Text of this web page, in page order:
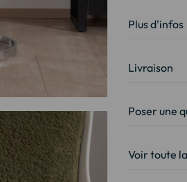
Plus d'infos
Livraison
Poser une
Voir toute